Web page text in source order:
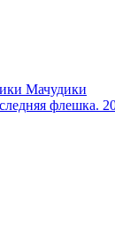
Мачудики
флешка.